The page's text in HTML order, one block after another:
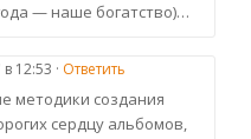
— наше богатство)…
12:53 · Ответить
методики создания
сердцу альбомов,